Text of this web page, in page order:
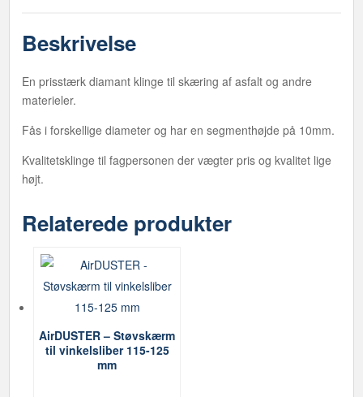
Beskrivelse
En prisstærk diamant klinge til skæring af asfalt og andre
materieler.
Fås i forskellige diameter og har en segmenthøjde på 10mm.
Kvalitetsklinge til fagpersonen der vægter pris og kvalitet lige
højt.
Relaterede produkter
AirDUSTER – Støvskærm
til vinkelsliber 115-125
mm